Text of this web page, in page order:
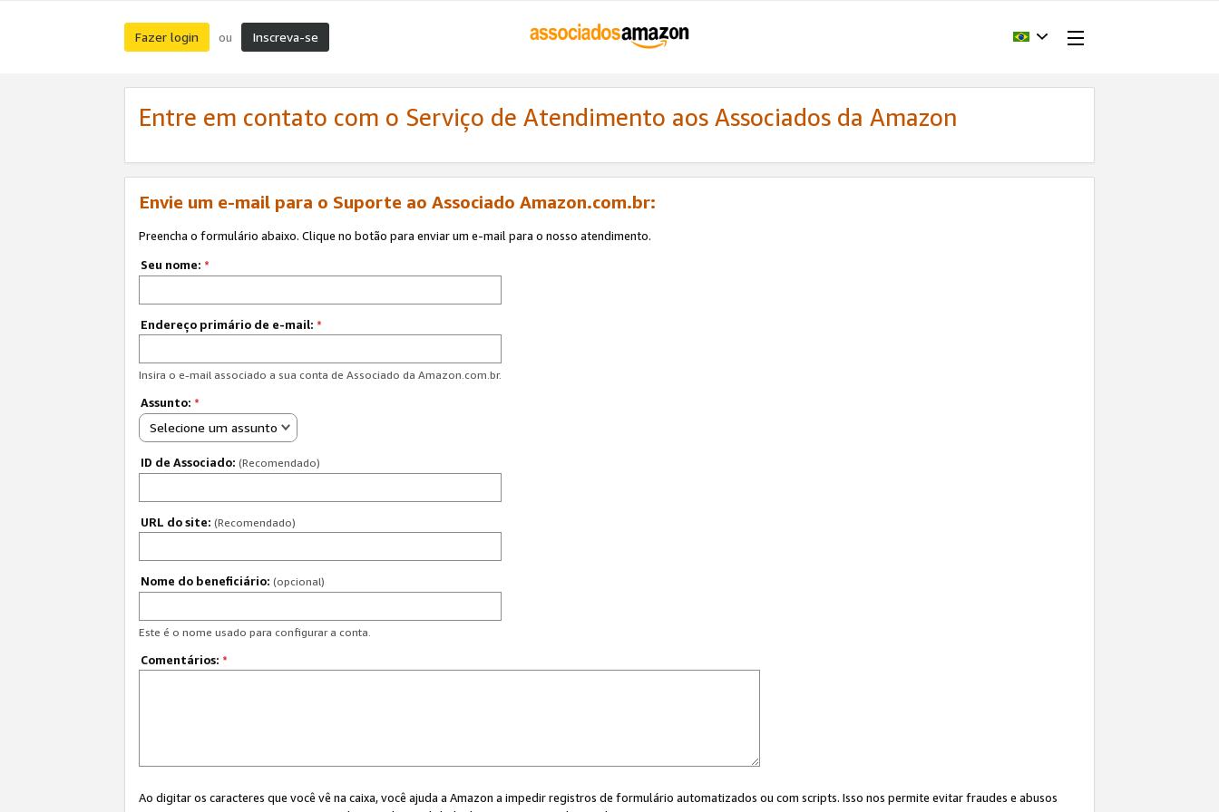
Fazer login ou Inscreva-se
Entre em contato com o Serviço de Atendimento aos Associados da Amazon
Envie um e-mail para o Suporte ao Associado Amazon.com.br:
Preencha o formulário abaixo. Clique no botão para enviar um e-mail para o nosso atendimento.
Seu nome: *
Endereço primário de e-mail: *
Insira o e-mail associado a sua conta de Associado da Amazon.com.br.
Assunto: *
Selecione um assunto
ID de Associado: (Recomendado)
URL do site: (Recomendado)
Nome do beneficiário: (opcional)
Este é o nome usado para configurar a conta.
Comentários: *
Ao digitar os caracteres que você vê na caixa, você ajuda a Amazon a impedir registros de formulário automatizados ou com scripts. Isso nos permite evitar fraudes e abusos